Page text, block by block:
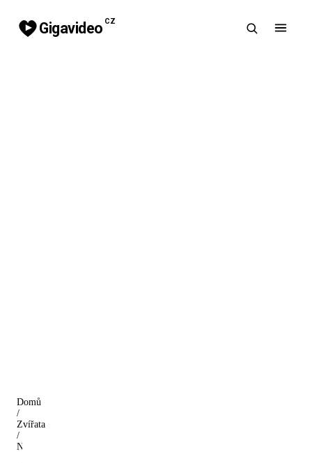
Gigavideo CZ
Domů
/
Zvířata
/